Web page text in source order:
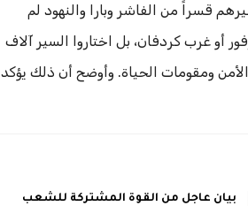
قسراً من الفاشر وبارا والنهود لم
أو غرب كردفان، بل اختاروا السير آلاف
ومقومات الحياة. وأوضح أن ذلك يؤكد
بيان عاجل من القوة المشتركة للشعب